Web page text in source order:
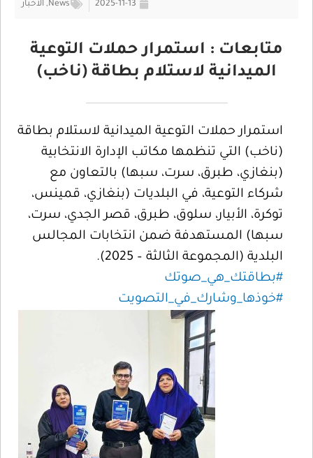
2025-11-13
News
, الأخبار
متابعات : استمرار حملات التوعية
الميدانية لاستلام بطاقة (ناخب)
استمرار حملات التوعية الميدانية لاستلام بطاقة
(ناخب) التي تنظمها مكاتب الإدارة الانتخابية
(بنغازي، طبرق، سرت، سبها) بالتعاون مع
شركاء التوعية، في البلديات (بنغازي، قمينس،
توكرة، الأبيار، سلوق، طبرق، قصر الجدي، سرت،
سبها) المستهدفة ضمن انتخابات المجالس
البلدية (المجموعة الثالثة – 2025).
#بطاقتك_هي_صوتك
#خوذها_وشارك_في_التصويت